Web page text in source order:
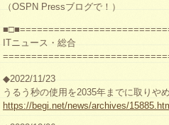
（OSPN Pressブログで！）
ITニュース・総合 提供
◆2022/11/23
うるう秒の使用を2035年までに取りやめ
https://begi.net/news/archives/